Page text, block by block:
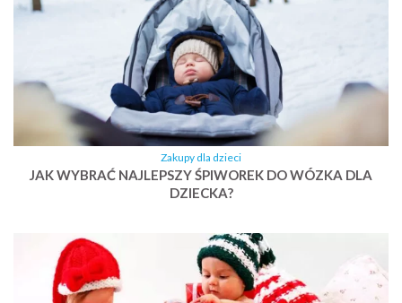
Zakupy dla dzieci
JAK WYBRAĆ NAJLEPSZY ŚPIWOREK DO WÓZKA DLA
DZIECKA?